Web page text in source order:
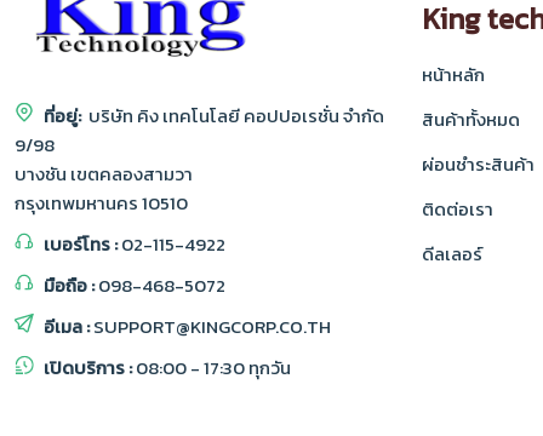
ที่อยู่: บริษัท คิง เทคโนโลยี คอปปอเรชั่น จำกัด
9/98
บางชัน เขตคลองสามวา
กรุงเทพมหานคร 10510
เบอร์โทร :02-115-4922
มือถือ :098-468-5072
อีเมล :SUPPORT@KINGCORP.CO.TH
เปิดบริการ :08:00 - 17:30 ทุกวัน
King
หน้าหลัก
สินค้าทั้งหมด
ผ่อนชำระสินค้า
ติดต่อเรา
ดีลเลอร์